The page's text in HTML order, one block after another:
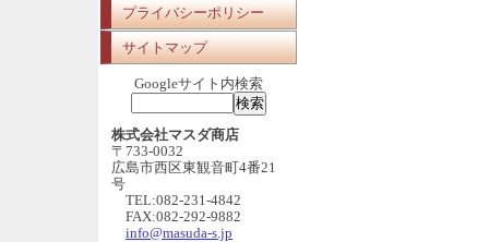
プライバシーポリシー
サイトマップ
Googleサイト内検索
株式会社マスダ商店
〒733-0032
広島市西区東観音町4番21
号
TEL:082-231-4842
FAX:082-292-9882
info@masuda-s.jp